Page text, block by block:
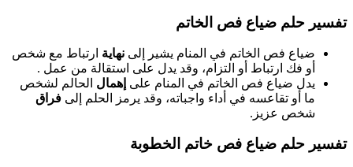
تفسير حلم ضياع فص الخاتم
ضياع فص الخاتم في المنام يشير إلى نهاية ارتباط مع شخص
أو فك ارتباط أو التزام، وقد يدل على استقالة من عمل .
يدل ضياع فص الخاتم في المنام على إهمال الحالم لشخص
ما أو تقاعسه في أداء واجباته، وقد يرمز الحلم إلى فراق
شخص عزيز.
تفسير حلم ضياع فص خاتم الخطوبة